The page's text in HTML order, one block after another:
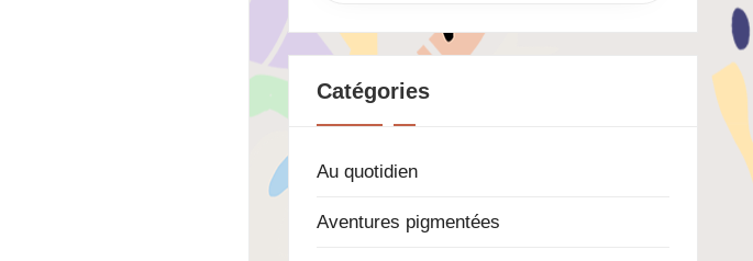
Catégories
Au quotidien
Aventures pigmentées